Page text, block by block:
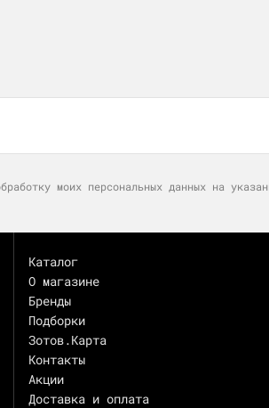
моих персональных данных на
Каталог
О магазине
Бренды
Подборки
Зотов.Карта
Контакты
Акции
Доставка и оплата